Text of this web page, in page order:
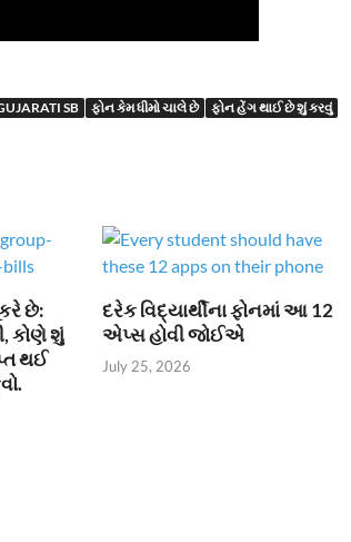
SB ફોન કેમ ધીમો ચાલે છે ફોન હેંગ થાઈ છે શું કરવું
છે:
કોણે શું
થઈ
દરેક વિદ્યાર્થીના ફોનમાં આ 12
એપ્સ હોવી જોઈએ
July 25, 2026